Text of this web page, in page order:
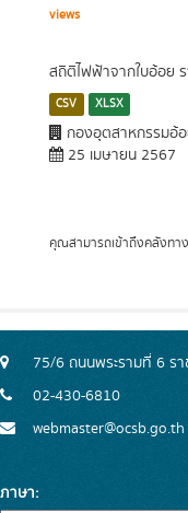
views
สถิติไฟฟ้าจากใบอ้อย
CSV XLSX
กองอุตสาหกรรมอ้
25 เมษายน 2567
คุณสามารถเข้าถึงคลังทาง
75/6 ถนนพระรามที่ 6 ร
02-430-6810
webmaster@ocsb.go.th
ภาษา